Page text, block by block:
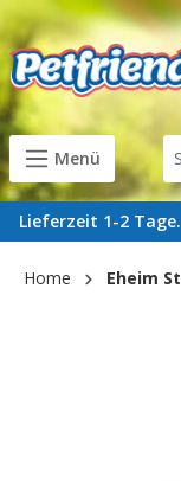
content
Menü
Lieferzeit 1-2 Tage.
Home Eheim